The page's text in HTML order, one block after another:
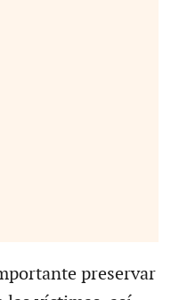
preservar